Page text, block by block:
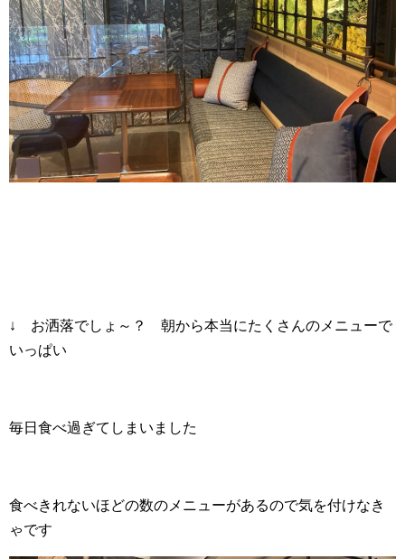
↓ お洒落でしょ～？ 朝から本当にたくさんのメニューで
いっぱい
毎日食べ過ぎてしまいました
食べきれないほどの数のメニューがあるので気を付けなき
ゃです